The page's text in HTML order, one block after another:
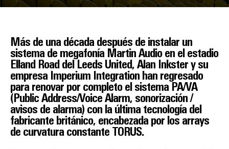
Más de una década después de instalar un
sistema de megafonía Martin Audio en el estadio
Elland Road del Leeds United, Alan Inkster y su
empresa Imperium Integration han regresado
para renovar por completo el sistema PA/VA
(Public Address/Voice Alarm, sonorización /
avisos de alarma) con la última tecnología del
fabricante británico, encabezada por los arrays
de curvatura constante TORUS.